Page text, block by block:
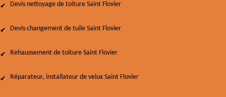
Devis nettoyage de toiture Saint Flovier
Devis changement de tuile Saint Flovier
Rehaussement de toiture Saint Flovier
Réparateur, installateur de velux Saint Flovier